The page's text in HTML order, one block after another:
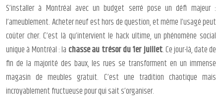
S’installer à Montréal avec un budget serré pose un défi majeur :
l’ameublement. Acheter neuf est hors de question, et même l’usagé peut
coûter cher. C’est là qu’intervient le hack ultime, un phénomène social
unique à Montréal : la chasse au trésor du 1er juillet. Ce jour-là, date de
fin de la majorité des baux, les rues se transforment en un immense
magasin de meubles gratuit. C’est une tradition chaotique mais
incroyablement fructueuse pour qui sait s’organiser.